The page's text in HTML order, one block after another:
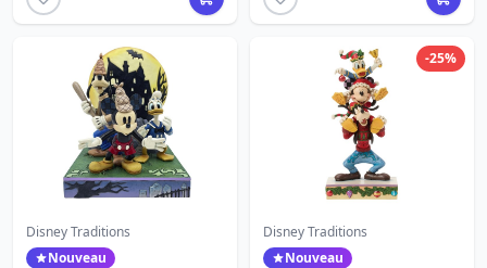
Disney Traditions
Nouveau
-25%
Disney Traditions
Nouveau